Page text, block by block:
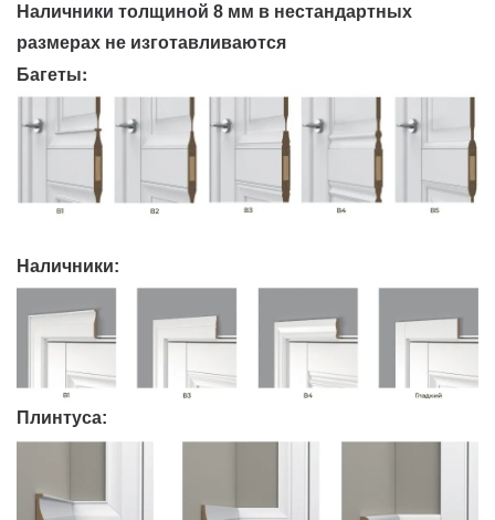
Наличники толщиной 8 мм в нестандартных
размерах не изготавливаются
Багеты:
Наличники:
Плинтуса: